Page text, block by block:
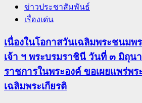
ข่าวประชาสัมพันธ์
เรื่องเด่น
เนื่องในโอกาสวันเฉลิมพระชนมพ
เจ้า ฯ พระบรมราชินี วันที่ ๓ มิถุ
ราชการในพระองค์ ขอเผยแพร่พ
เฉลิมพระเกียรติ